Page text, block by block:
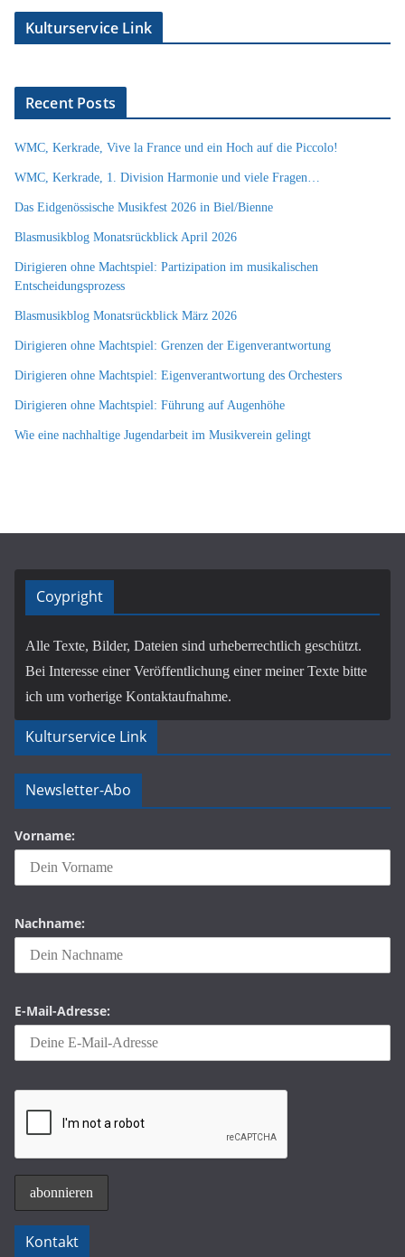
Kulturservice Link
Recent Posts
WMC, Kerkrade, Vive la France und ein Hoch auf die Piccolo!
WMC, Kerkrade, 1. Division Harmonie und viele Fragen…
Das Eidgenössische Musikfest 2026 in Biel/Bienne
Blasmusikblog Monatsrückblick April 2026
Dirigieren ohne Machtspiel: Partizipation im musikalischen
Entscheidungsprozess
Blasmusikblog Monatsrückblick März 2026
Dirigieren ohne Machtspiel: Grenzen der Eigenverantwortung
Dirigieren ohne Machtspiel: Eigenverantwortung des Orchesters
Dirigieren ohne Machtspiel: Führung auf Augenhöhe
Wie eine nachhaltige Jugendarbeit im Musikverein gelingt
Coypright
Alle Texte, Bilder, Dateien sind urheberrechtlich geschützt.
Bei Interesse einer Veröffentlichung einer meiner Texte bitte
ich um vorherige Kontaktaufnahme.
Kulturservice Link
Newsletter-Abo
Vorname:
Nachname:
E-Mail-Adresse:
Kontakt